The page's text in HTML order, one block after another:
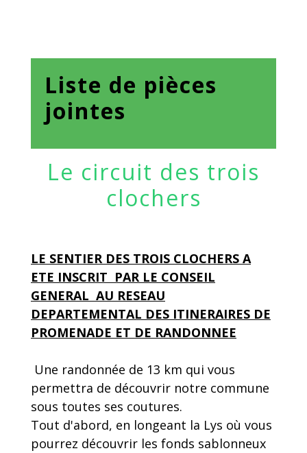
Liste de pièces
jointes
Le circuit des trois
clochers
LE SENTIER DES TROIS CLOCHERS A
ETE INSCRIT PAR LE CONSEIL
GENERAL AU RESEAU
DEPARTEMENTAL DES ITINERAIRES DE
PROMENADE ET DE RANDONNEE
Une randonnée de 13 km qui vous
permettra de découvrir notre commune
sous toutes ses coutures.
Tout d'abord, en longeant la Lys où vous
pourrez découvrir les fonds sablonneux